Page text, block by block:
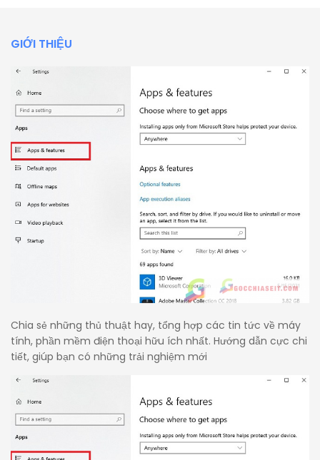
GIỚI THIỆU
Chia sẻ những thủ thuật hay, tổng hợp các tin tức về máy
tính, phần mềm điện thoại hữu ích nhất. Hướng dẫn cực chi
tiết, giúp bạn có những trải nghiệm mới